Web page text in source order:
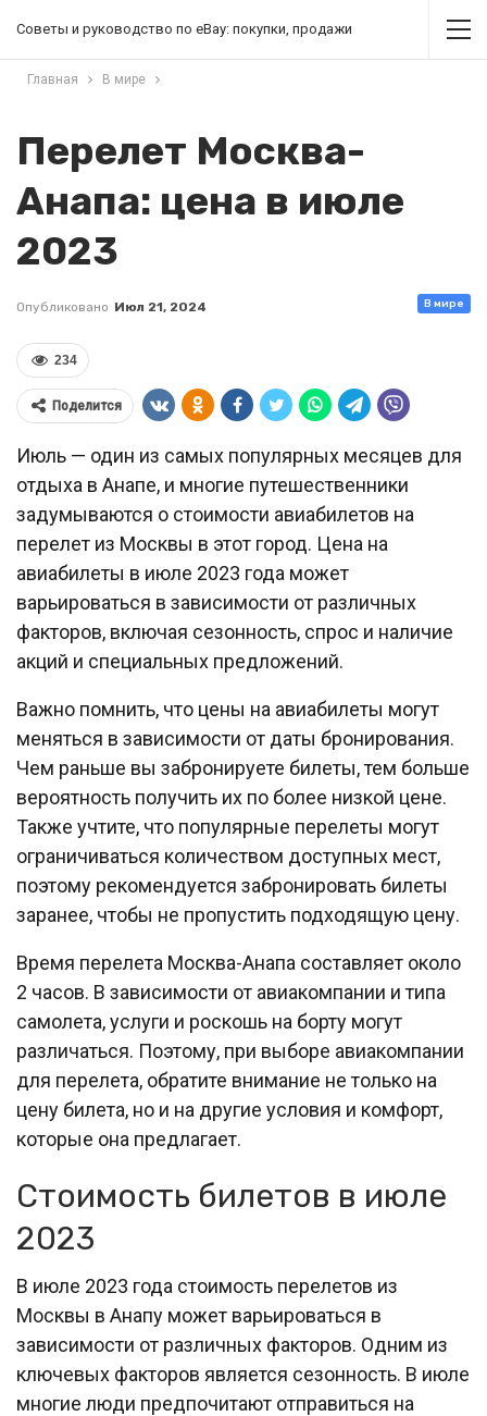
Советы и руководство по eBay: покупки, продажи
Главная В мире
Перелет Москва-
Анапа: цена в июле
2023
В мире
Опубликовано Июл 21, 2024
234
Поделится
Июль — один из самых популярных месяцев для
отдыха в Анапе, и многие путешественники
задумываются о стоимости авиабилетов на
перелет из Москвы в этот город. Цена на
авиабилеты в июле 2023 года может
варьироваться в зависимости от различных
факторов, включая сезонность, спрос и наличие
акций и специальных предложений.
Важно помнить, что цены на авиабилеты могут
меняться в зависимости от даты бронирования.
Чем раньше вы забронируете билеты, тем больше
вероятность получить их по более низкой цене.
Также учтите, что популярные перелеты могут
ограничиваться количеством доступных мест,
поэтому рекомендуется забронировать билеты
заранее, чтобы не пропустить подходящую цену.
Время перелета Москва-Анапа составляет около
2 часов. В зависимости от авиакомпании и типа
самолета, услуги и роскошь на борту могут
различаться. Поэтому, при выборе авиакомпании
для перелета, обратите внимание не только на
цену билета, но и на другие условия и комфорт,
которые она предлагает.
Стоимость билетов в июле
2023
В июле 2023 года стоимость перелетов из
Москвы в Анапу может варьироваться в
зависимости от различных факторов. Одним из
ключевых факторов является сезонность. В июле
многие люди предпочитают отправиться на